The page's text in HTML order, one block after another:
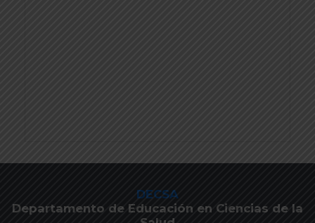
DECSA
Departamento de Educación en Ciencias de la